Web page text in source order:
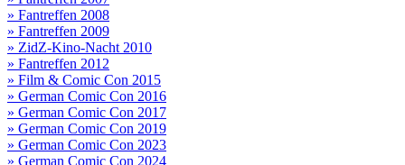
» Fantreffen 2008
» Fantreffen 2009
» ZidZ-Kino-Nacht 2010
» Fantreffen 2012
» Film & Comic Con 2015
» German Comic Con 2016
» German Comic Con 2017
» German Comic Con 2019
» German Comic Con 2023
» German Comic Con 2024